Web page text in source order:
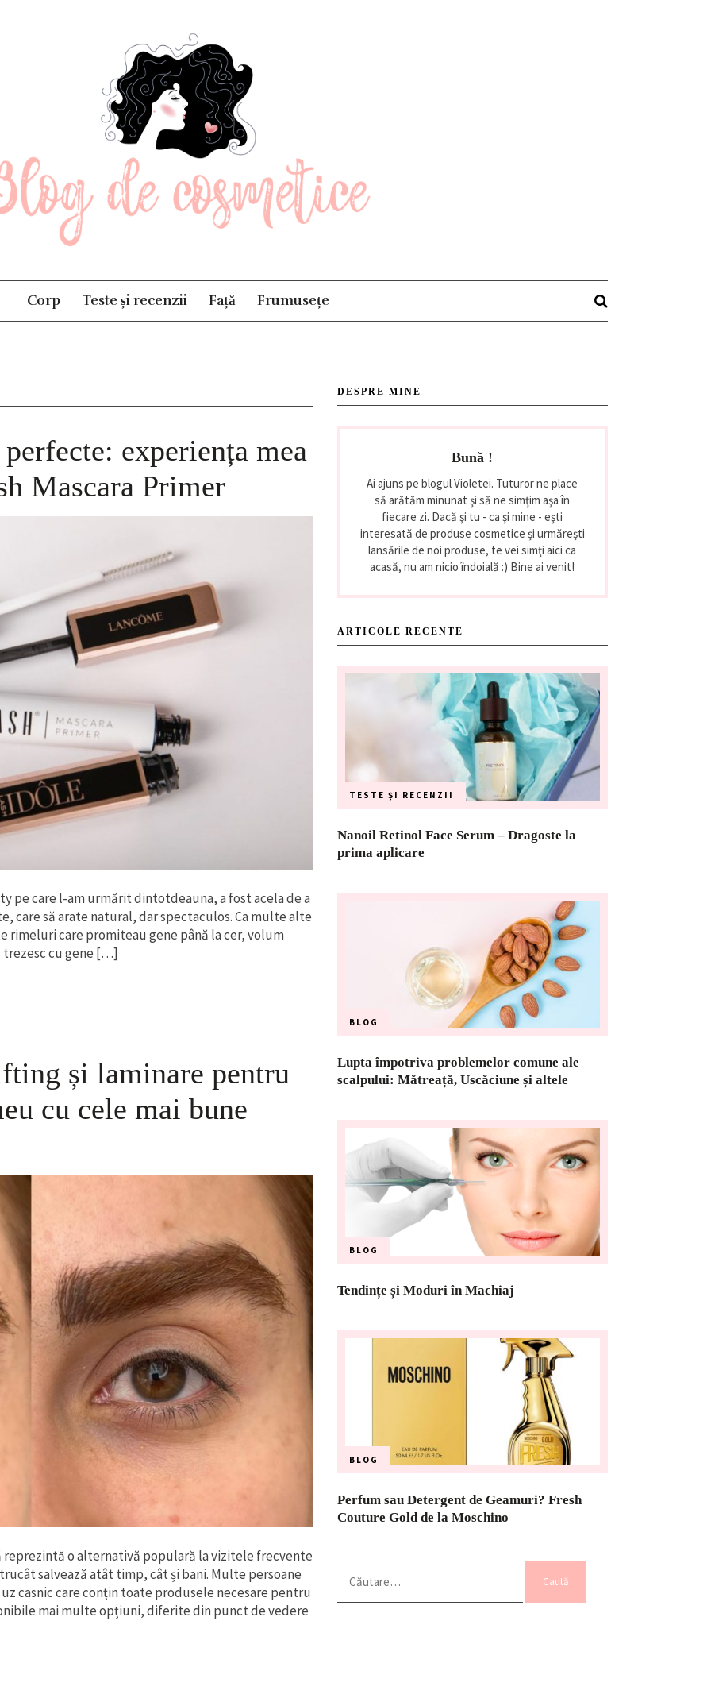
Corp Teste și recenzii Față Frumusețe
experiența mea
Mascara Primer
pe care l-am urmărit dintotdeauna, a fost acela de a
care să arate natural, dar spectaculos. Ca multe alte
rimeluri care promiteau gene până la cer, volum
trezesc cu gene […]
și laminare pentru
cu cele mai bune
reprezintă o alternativă populară la vizitele frecvente
salvează atât timp, cât și bani. Multe persoane
casnic care conțin toate produsele necesare pentru
mai multe opțiuni, diferite din punct de vedere
DESPRE MINE
Bună !
Ai ajuns pe blogul Violetei. Tuturor ne place
să arătăm minunat şi să ne simţim aşa în
fiecare zi. Dacă şi tu - ca şi mine - eşti
interesată de produse cosmetice şi urmăreşti
lansările de noi produse, te vei simţi aici ca
acasă, nu am nicio îndoială :) Bine ai venit!
ARTICOLE RECENTE
TESTE ȘI RECENZII
Nanoil Retinol Face Serum – Dragoste la
prima aplicare
BLOG
Lupta împotriva problemelor comune ale
scalpului: Mătreață, Uscăciune și altele
BLOG
Tendințe și Moduri în Machiaj
BLOG
Perfum sau Detergent de Geamuri? Fresh
Couture Gold de la Moschino
după: